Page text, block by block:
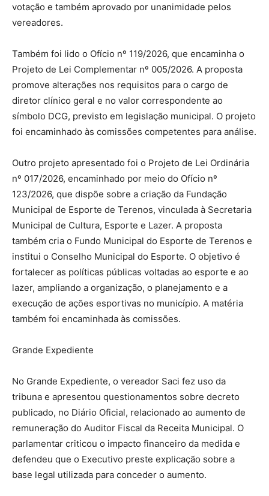
votação e também aprovado por unanimidade pelos
vereadores.
Também foi lido o Ofício nº 119/2026, que encaminha o
Projeto de Lei Complementar nº 005/2026. A proposta
promove alterações nos requisitos para o cargo de
diretor clínico geral e no valor correspondente ao
símbolo DCG, previsto em legislação municipal. O projeto
foi encaminhado às comissões competentes para análise.
Outro projeto apresentado foi o Projeto de Lei Ordinária
nº 017/2026, encaminhado por meio do Ofício nº
123/2026, que dispõe sobre a criação da Fundação
Municipal de Esporte de Terenos, vinculada à Secretaria
Municipal de Cultura, Esporte e Lazer. A proposta
também cria o Fundo Municipal do Esporte de Terenos e
institui o Conselho Municipal do Esporte. O objetivo é
fortalecer as políticas públicas voltadas ao esporte e ao
lazer, ampliando a organização, o planejamento e a
execução de ações esportivas no município. A matéria
também foi encaminhada às comissões.
Grande Expediente
No Grande Expediente, o vereador Saci fez uso da
tribuna e apresentou questionamentos sobre decreto
publicado, no Diário Oficial, relacionado ao aumento de
remuneração do Auditor Fiscal da Receita Municipal. O
parlamentar criticou o impacto financeiro da medida e
defendeu que o Executivo preste explicação sobre a
base legal utilizada para conceder o aumento.